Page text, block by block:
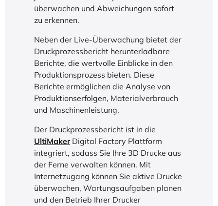
überwachen und Abweichungen sofort
zu erkennen.
Neben der Live-Überwachung bietet der
Druckprozessbericht herunterladbare
Berichte, die wertvolle Einblicke in den
Produktionsprozess bieten. Diese
Berichte ermöglichen die Analyse von
Produktionserfolgen, Materialverbrauch
und Maschinenleistung.
Der Druckprozessbericht ist in die
UltiMakerDigital Factory Plattform
integriert, sodass Sie Ihre 3D Drucke aus
der Ferne verwalten können. Mit
Internetzugang können Sie aktive Drucke
überwachen, Wartungsaufgaben planen
und den Betrieb Ihrer Drucker